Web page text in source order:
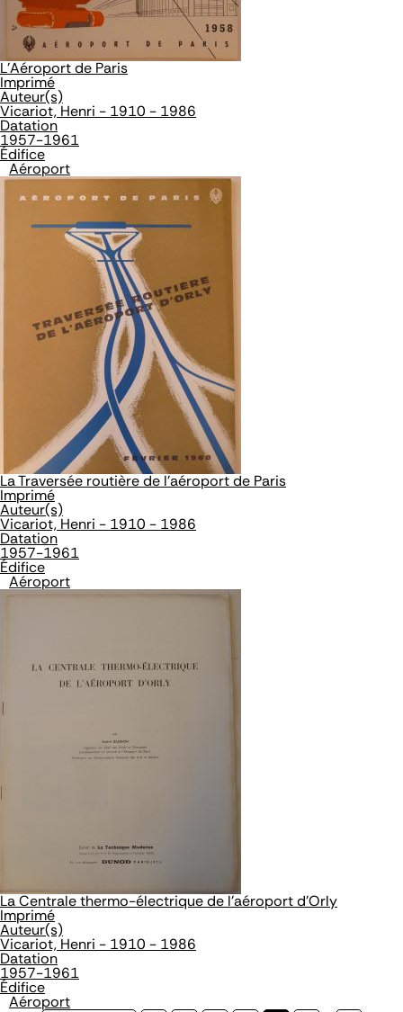
L'Aéroport de Paris
Imprimé
Auteur(s)
Vicariot, Henri - 1910 - 1986
Datation
1957-1961
Édifice
Aéroport
La Traversée routière de l'aéroport de Paris
Imprimé
Auteur(s)
Vicariot, Henri - 1910 - 1986
Datation
1957-1961
Édifice
Aéroport
La Centrale thermo-électrique de l'aéroport d'Orly
Imprimé
Auteur(s)
Vicariot, Henri - 1910 - 1986
Datation
1957-1961
Édifice
Aéroport